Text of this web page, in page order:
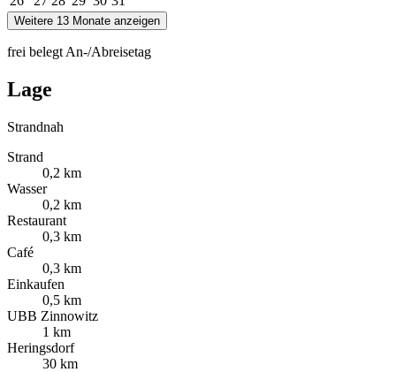
Weitere 13 Monate anzeigen
frei belegt An-/Abreisetag
Lage
Strandnah
Strand
0,2 km
Wasser
0,2 km
Restaurant
0,3 km
Café
0,3 km
Einkaufen
0,5 km
UBB Zinnowitz
1 km
Heringsdorf
30 km